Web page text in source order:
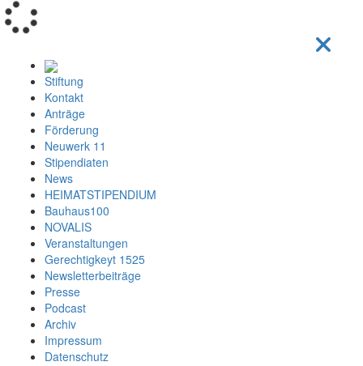
Stiftung
Kontakt
Anträge
Förderung
Neuwerk 11
Stipendiaten
News
HEIMATSTIPENDIUM
Bauhaus100
NOVALIS
Veranstaltungen
Gerechtigkeyt 1525
Newsletterbeiträge
Presse
Podcast
Archiv
Impressum
Datenschutz